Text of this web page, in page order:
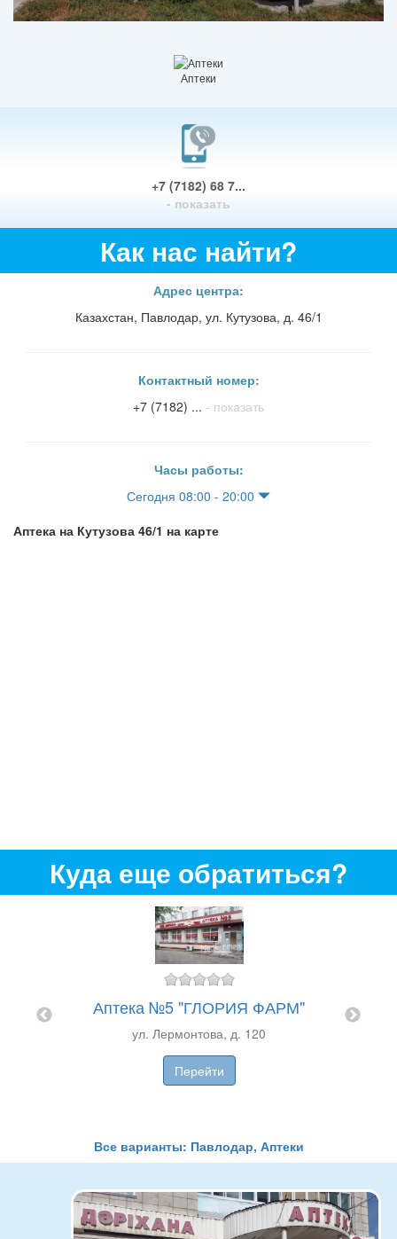
Аптеки
+7 (7182) 68 7...
- показать
Как нас найти?
Адрес центра:
Казахстан, Павлодар, ул. Кутузова, д. 46/1
Контактный номер:
+7 (7182) ... - показать
Часы работы:
Сегодня 08:00 - 20:00
Аптека на Кутузова 46/1 на карте
Куда еще обратиться?
Аптека №5 "ГЛОРИЯ ФАРМ"
ул. Лермонтова, д. 120
Перейти
Все варианты: Павлодар, Аптеки